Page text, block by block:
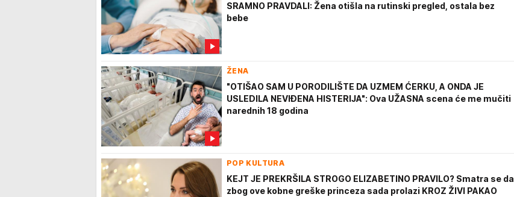
SRAMNO PRAVDALI: Žena otišla na rutinski pregled, ostala bez
bebe
ŽENA
"OTIŠAO SAM U PORODILIŠTE DA UZMEM ĆERKU, A ONDA JE
USLEDILA NEVIĐENA HISTERIJA": Ova UŽASNA scena će me mučiti
narednih 18 godina
POP KULTURA
KEJT JE PREKRŠILA STROGO ELIZABETINO PRAVILO? Smatra se da
zbog ove kobne greške princeza sada prolazi KROZ ŽIVI PAKAO